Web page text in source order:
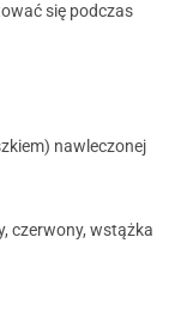
się podczas
nawleczonej
czerwony, wstążka